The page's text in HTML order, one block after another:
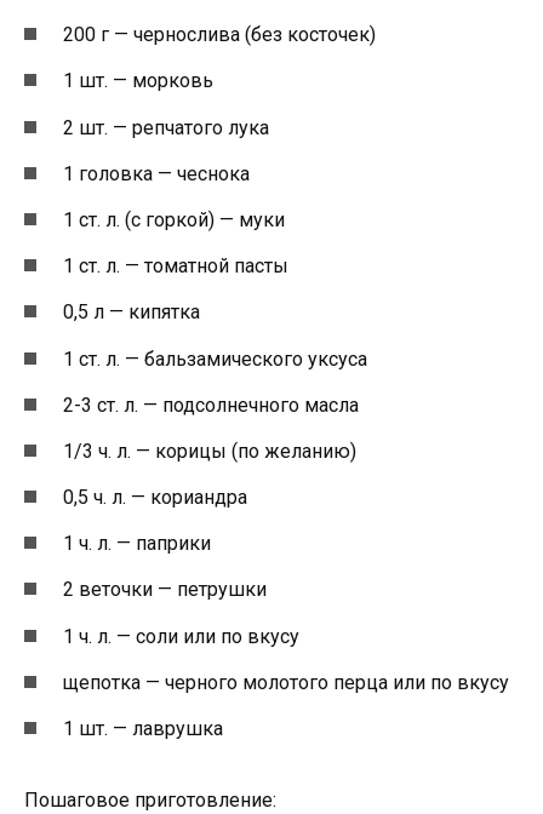
200 г — чернослива (без косточек)
1 шт. — морковь
2 шт. — репчатого лука
1 головка — чеснока
1 ст. л. (с горкой) — муки
1 ст. л. — томатной пасты
0,5 л — кипятка
1 ст. л. — бальзамического уксуса
2-3 ст. л. — подсолнечного масла
1/3 ч. л. — корицы (по желанию)
0,5 ч. л. — кориандра
1 ч. л. — паприки
2 веточки — петрушки
1 ч. л. — соли или по вкусу
щепотка — черного молотого перца или по вкусу
1 шт. — лаврушка
Пошаговое приготовление: